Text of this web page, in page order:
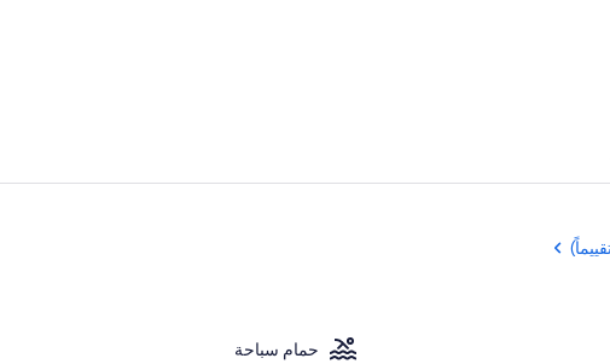
حمام سباحة